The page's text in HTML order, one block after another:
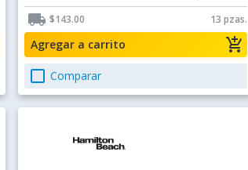
local_shipping $143.00 13 pzas.
add_shopping_cart
Agregar a carrito
check_box_outline_blank Comparar